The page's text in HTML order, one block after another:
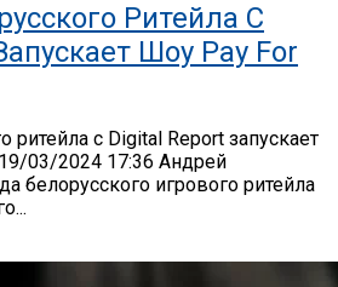
Ритейла C
Шоу Pay For
ритейла c Digital Report запускает
03/2024 17:36 Андрей
белорусского игрового ритейла